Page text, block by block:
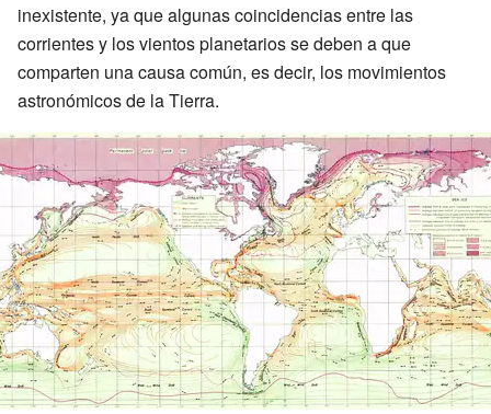
inexistente, ya que algunas coincidencias entre las
corrientes y los vientos planetarios se deben a que
comparten una causa común, es decir, los movimientos
astronómicos de la Tierra.